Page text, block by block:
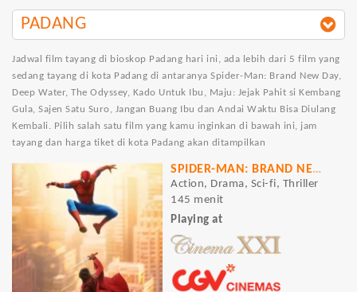
PADANG
Jadwal film tayang di bioskop Padang hari ini, ada lebih dari 5 film yang
sedang tayang di kota Padang di antaranya Spider-Man: Brand New Day,
Deep Water, The Odyssey, Kado Untuk Ibu, Maju: Jejak Pahit si Kembang
Gula, Sajen Satu Suro, Jangan Buang Ibu dan Andai Waktu Bisa Diulang
Kembali. Pilih salah satu film yang kamu inginkan di bawah ini, jam
tayang dan harga tiket di kota Padang akan ditampilkan
SPIDER-MAN: BRAND NEW DAY
Action, Drama, Sci-fi, Thriller
145 menit
Playing at